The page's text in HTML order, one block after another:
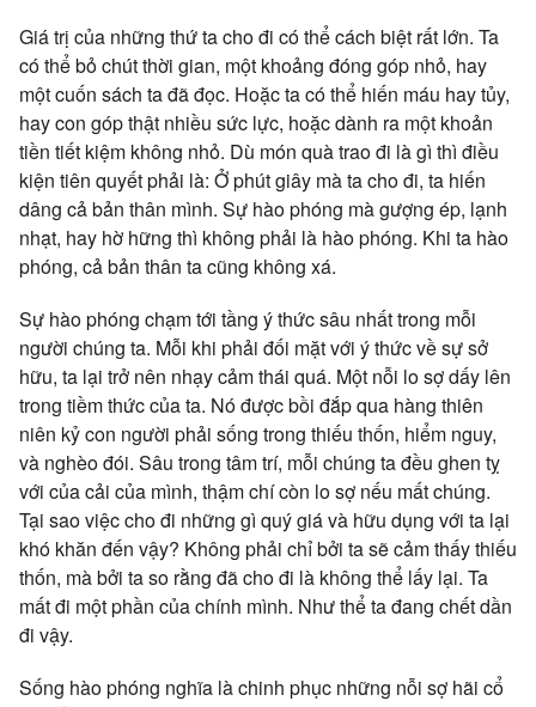
Giá trị của những thứ ta cho đi có thể cách biệt rất lớn. Ta
có thể bỏ chút thời gian, một khoảng đóng góp nhỏ, hay
một cuốn sách ta đã đọc. Hoặc ta có thể hiến máu hay tủy,
hay con góp thật nhiều sức lực, hoặc dành ra một khoản
tiền tiết kiệm không nhỏ. Dù món quà trao đi là gì thì điều
kiện tiên quyết phải là: Ở phút giây mà ta cho đi, ta hiến
dâng cả bản thân mình. Sự hào phóng mà gượng ép, lạnh
nhạt, hay hờ hững thì không phải là hào phóng. Khi ta hào
phóng, cả bản thân ta cũng không xá.
Sự hào phóng chạm tới tầng ý thức sâu nhất trong mỗi
người chúng ta. Mỗi khi phải đối mặt với ý thức về sự sở
hữu, ta lại trở nên nhạy cảm thái quá. Một nỗi lo sợ dấy lên
trong tiềm thức của ta. Nó được bồi đắp qua hàng thiên
niên kỷ con người phải sống trong thiếu thốn, hiểm nguy,
và nghèo đói. Sâu trong tâm trí, mỗi chúng ta đều ghen tỵ
với của cải của mình, thậm chí còn lo sợ nếu mất chúng.
Tại sao việc cho đi những gì quý giá và hữu dụng với ta lại
khó khăn đến vậy? Không phải chỉ bởi ta sẽ cảm thấy thiếu
thốn, mà bởi ta so rằng đã cho đi là không thể lấy lại. Ta
mất đi một phần của chính mình. Như thể ta đang chết dần
đi vậy.
Sống hào phóng nghĩa là chinh phục những nỗi sợ hãi cổ